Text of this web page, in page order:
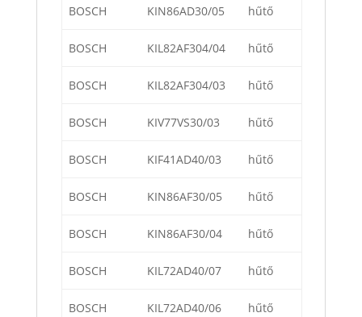
BOSCH KIN86AD30/05 hűtő
BOSCH KIL82AF304/04 hűtő
BOSCH KIL82AF304/03 hűtő
BOSCH KIV77VS30/03 hűtő
BOSCH KIF41AD40/03 hűtő
BOSCH KIN86AF30/05 hűtő
BOSCH KIN86AF30/04 hűtő
BOSCH KIL72AD40/07 hűtő
BOSCH KIL72AD40/06 hűtő